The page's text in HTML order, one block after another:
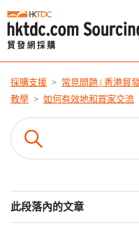
採購支援 常見問題 | 香港貿
教學
如何有效地和買家交流
此段落內的文章